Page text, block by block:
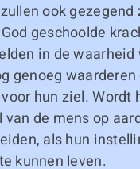
ook gezegend
geschoolde
in de waarheid
genoeg
hun ziel. Wordt
de mens op
als hun
kunnen leven.